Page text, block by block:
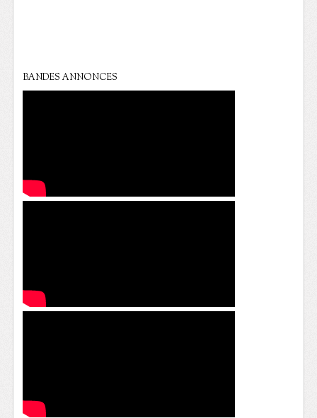
BANDES ANNONCES